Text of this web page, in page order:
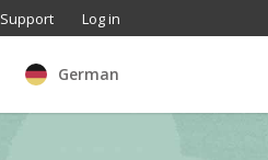
Support Log in
German